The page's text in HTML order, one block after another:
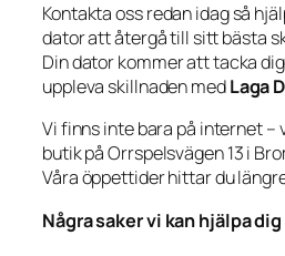
Kontakta oss redan idag så
dator att återgå till sitt bästa
Din dator kommer att tacka
uppleva skillnaden medLaga
Vi finns inte bara på internet –
butik på Orrspelsvägen 13 i
Våra öppettider hittar du
Några saker vi kan hjälpa